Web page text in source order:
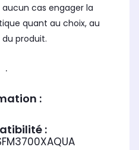
cas engager la
quant au choix, au
produit.
.
:
: